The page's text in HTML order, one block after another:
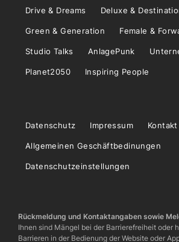
Drive & Dreams Deluxe &
Green & Generation Female &
Studio Talks AnlagePunk
Planet2050 Inspiring People
Datenschutz Impressum Kontakt
Allgemeinen Geschäftbedinungen
Datenschutzeinstellungen
Rückmeldung und Kontaktangaben sowie
Ihnen sind Mängel bei der Barrierefreiheit oder
Barrieren in der Bedienung der Website oder